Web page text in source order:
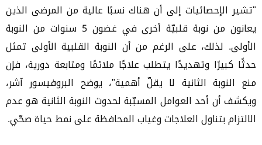
"تشير الإحصائيات إلى أن هناك نسبًا عالية من المرضى الذين
يعانون من نوبة قلبيّة أخرى في غضون 5 سنوات من النوبة
الأولى. لذلك، على الرغم من أن النوبة القلبية الأولى تمثل
حدثًا كبيرًا وتهديدًا يتطلب علاجًا ملائمًا ومتابعة دورية، فإن
منع النوبة الثانية لا يقلّ أهمية"، يوضح البروفيسور آشر،
ويكشف أن أحد العوامل المسبّبة لحدوث النوبة الثانية هو عدم
الالتزام بتناول العلاجات وغياب المحافظة على نمط حياة صحّي.